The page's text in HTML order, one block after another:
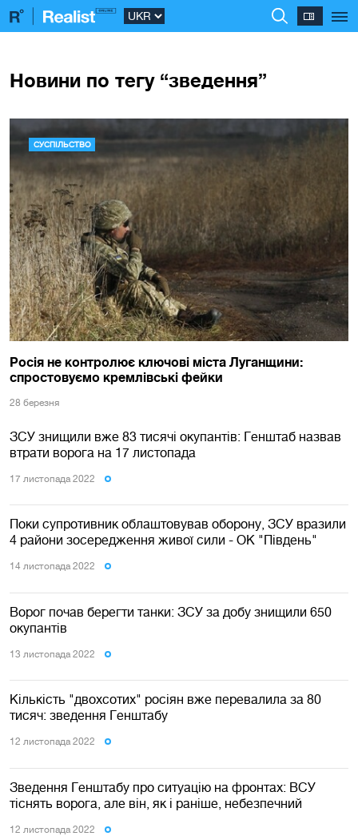
Новини по тегу “зведення”
СУСПІЛЬСТВО
Росія не контролює ключові міста Луганщини:
спростовуємо кремлівські фейки
28 березня
ЗСУ знищили вже 83 тисячі окупантів: Генштаб назвав
втрати ворога на 17 листопада
17 листопада 2022
Поки супротивник облаштовував оборону, ЗСУ вразили
4 райони зосередження живої сили - ОК "Південь"
14 листопада 2022
Ворог почав берегти танки: ЗСУ за добу знищили 650
окупантів
13 листопада 2022
Кількість "двохсотих" росіян вже перевалила за 80
тисяч: зведення Генштабу
12 листопада 2022
Зведення Генштабу про ситуацію на фронтах: ВСУ
тіснять ворога, але він, як і раніше, небезпечний
12 листопада 2022